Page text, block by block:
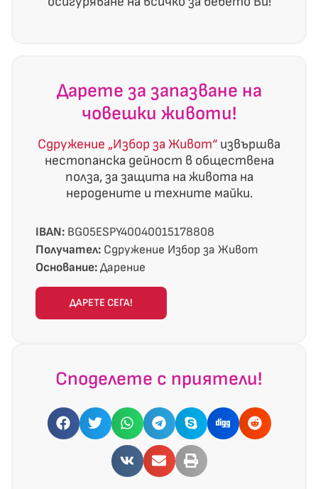
Дарете за запазване на
човешки животи!
Сдружение „Избор за Живот“ извършва
нестопанска дейност в обществена
полза, за защита на живота на
неродените и техните майки.
IBAN: BG05ESPY40040015178808
Получател: Сдружение Избор за Живот
Основание:Дарение
ДАРЕТЕ СЕГА!
Споделете с приятели!